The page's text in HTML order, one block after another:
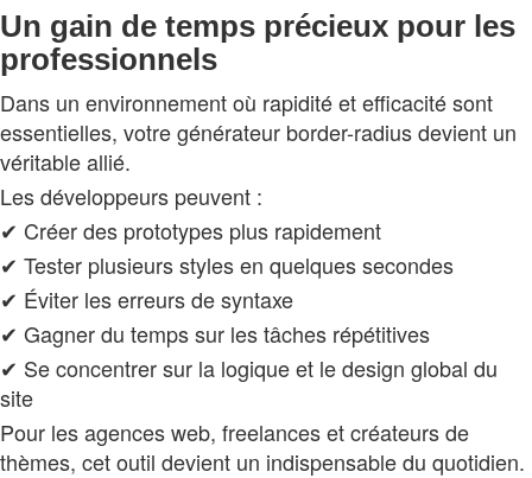
Un gain de temps précieux pour les
professionnels
Dans un environnement où rapidité et efficacité sont
essentielles, votre générateur border-radius devient un
véritable allié.
Les développeurs peuvent :
✔ Créer des prototypes plus rapidement
✔ Tester plusieurs styles en quelques secondes
✔ Éviter les erreurs de syntaxe
✔ Gagner du temps sur les tâches répétitives
✔ Se concentrer sur la logique et le design global du
site
Pour les agences web, freelances et créateurs de
thèmes, cet outil devient un indispensable du quotidien.